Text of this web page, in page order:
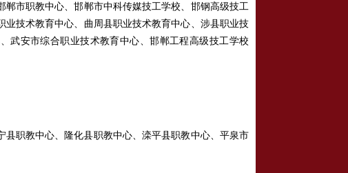
市职教中心、邯郸市中科传媒技工学校、邯钢高级技工
技术教育中心、曲周县职业技术教育中心、涉县职业技
武安市综合职业技术教育中心、邯郸工程高级技工学校
职教中心、隆化县职教中心、滦平县职教中心、平泉市